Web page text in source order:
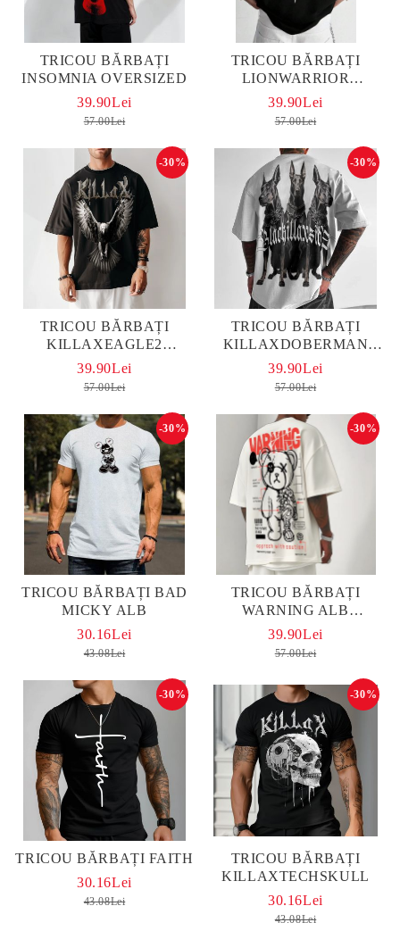
TRICOU BĂRBAȚI
INSOMNIA OVERSIZED
39.90Lei
57.00Lei
TRICOU BĂRBAȚI
LIONWARRIOR
OVERSIZED
39.90Lei
57.00Lei
TRICOU BĂRBAȚI
KILLAXEAGLE2
OVERSIZED
-30%
39.90Lei
57.00Lei
TRICOU BĂRBAȚI
KILLAXDOBERMAN
OVERSIZED ALB
-30%
39.90Lei
57.00Lei
TRICOU BĂRBAȚI BAD
MICKY ALB
-30%
30.16Lei
43.08Lei
TRICOU BĂRBAȚI
WARNING ALB
OVERSIZED
-30%
39.90Lei
57.00Lei
TRICOU BĂRBAȚI FAITH
-30%
30.16Lei
43.08Lei
TRICOU BĂRBAȚI
KILLAXTECHSKULL
-30%
30.16Lei
43.08Lei